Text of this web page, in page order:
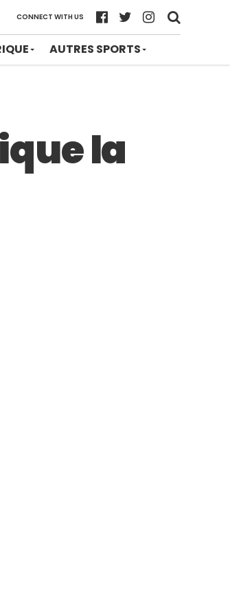
CONNECT WITH US
AUTRES SPORTS
la